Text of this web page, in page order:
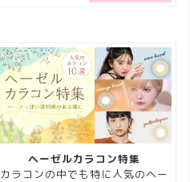
ヘーゼルカラコン特集
カラコンの中でも特に人気のヘー